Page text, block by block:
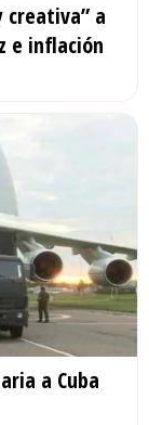
creativa” a
e inflación
a Cuba